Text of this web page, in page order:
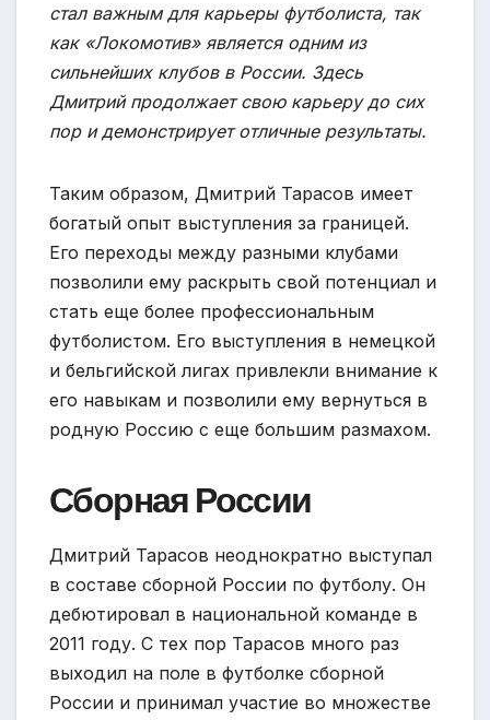
стал важным для карьеры футболиста, так
как «Локомотив» является одним из
сильнейших клубов в России. Здесь
Дмитрий продолжает свою карьеру до сих
пор и демонстрирует отличные результаты.
Таким образом, Дмитрий Тарасов имеет
богатый опыт выступления за границей.
Его переходы между разными клубами
позволили ему раскрыть свой потенциал и
стать еще более профессиональным
футболистом. Его выступления в немецкой
и бельгийской лигах привлекли внимание к
его навыкам и позволили ему вернуться в
родную Россию с еще большим размахом.
Сборная России
Дмитрий Тарасов неоднократно выступал
в составе сборной России по футболу. Он
дебютировал в национальной команде в
2011 году. С тех пор Тарасов много раз
выходил на поле в футболке сборной
России и принимал участие во множестве